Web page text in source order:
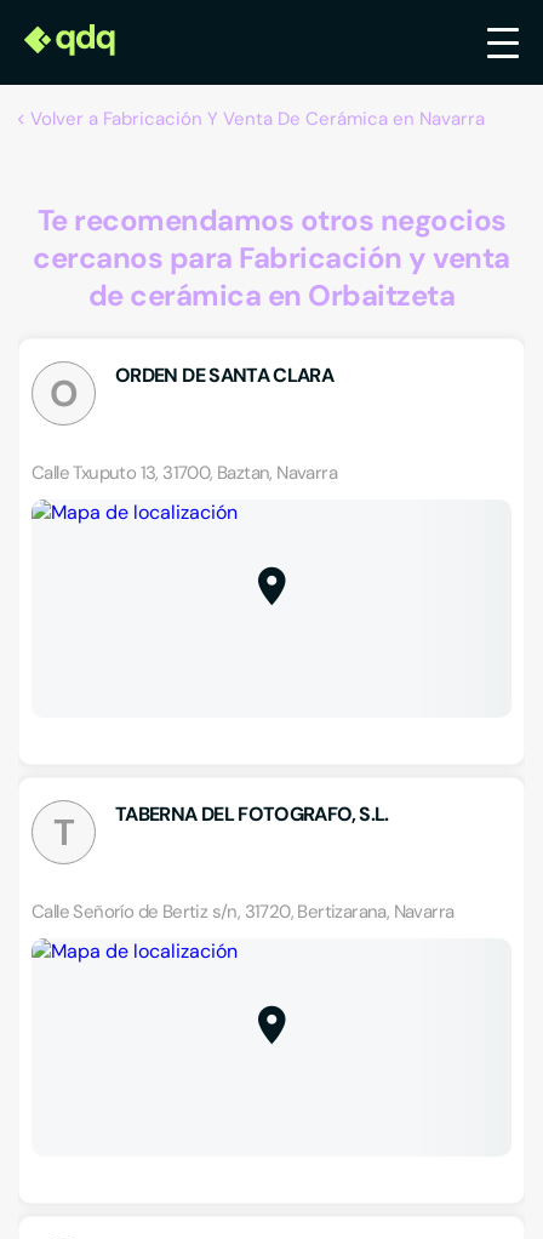
Volver a Fabricación Y Venta De Cerámica en Navarra
Te recomendamos otros negocios
cercanos para Fabricación y venta
de cerámica en Orbaitzeta
O ORDEN DE SANTA CLARA
Calle Txuputo 13, 31700, Baztan, Navarra
T TABERNA DEL FOTOGRAFO, S.L.
Calle Señorío de Bertiz s/n, 31720, Bertizarana, Navarra